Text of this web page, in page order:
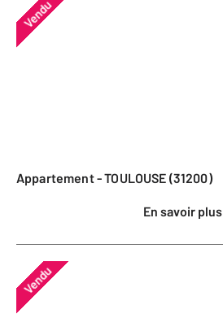
Vendu
Appartement - TOULOUSE (31200)
En savoir plus
Vendu